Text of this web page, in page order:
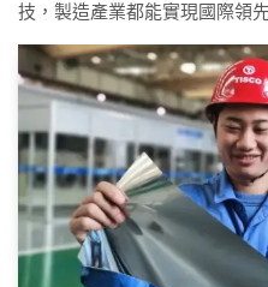
技，製造產業都能實現國際領